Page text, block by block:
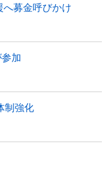
へ募金呼びかけ
加
制強化